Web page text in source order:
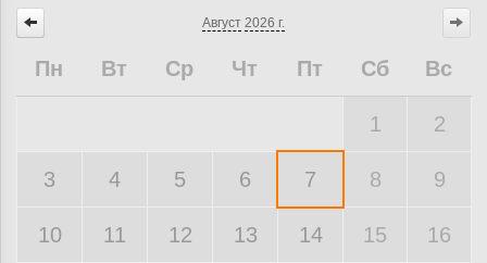
Август 2026 г.
Пн Вт Ср Чт Пт Сб Вс
1 2
3 4 5 6 7 8 9
10 11 12 13 14 15 16